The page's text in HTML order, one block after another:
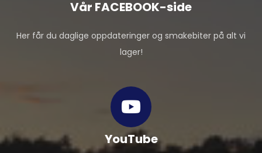
Vår FACEBOOK-side
Her får du daglige oppdateringer og smakebiter på alt vi
lager!
YouTube